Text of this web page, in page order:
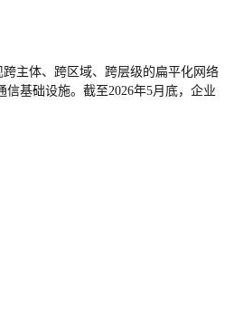
主体、跨区域、跨层级的扁平化网络
基础设施。截至2026年5月底，企业